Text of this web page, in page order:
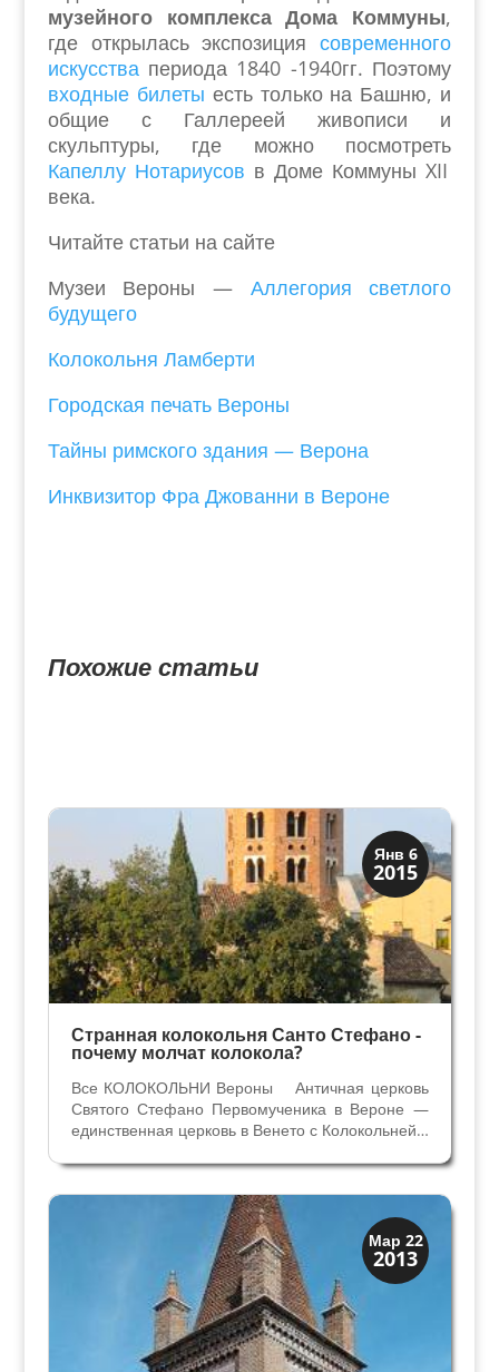
музейного комплекса Дома Коммуны,
где открылась экспозициясовременного
искусствапериода 1840 -1940гг. Поэтому
входные билеты есть только на Башню, и
общие с Галлереей живописи и
скульптуры, где можно посмотреть
Капеллу Нотариусов в Доме Коммуны XII
века.
Читайте статьи на сайте
Музеи Вероны — Аллегория светлого
будущего
Колокольня Ламберти
Городская печать Вероны
Тайны римского здания — Верона
Инквизитор Фра Джованни в Вероне
Похожие статьи
Янв 6
2015
Колокольни
Скрытая Верона
Странная колокольня Санто Стефано -
почему молчат колокола?
Все КОЛОКОЛЬНИ Вероны Античная церковь
Святого Стефано Первомученика в Вероне —
единственная церковь в Венето с Колокольней в
XII века на месте этой уникальной романской
колокольни была постройка в виде куба,
Мар 22
2013
Колокольни
Скрытая Верона